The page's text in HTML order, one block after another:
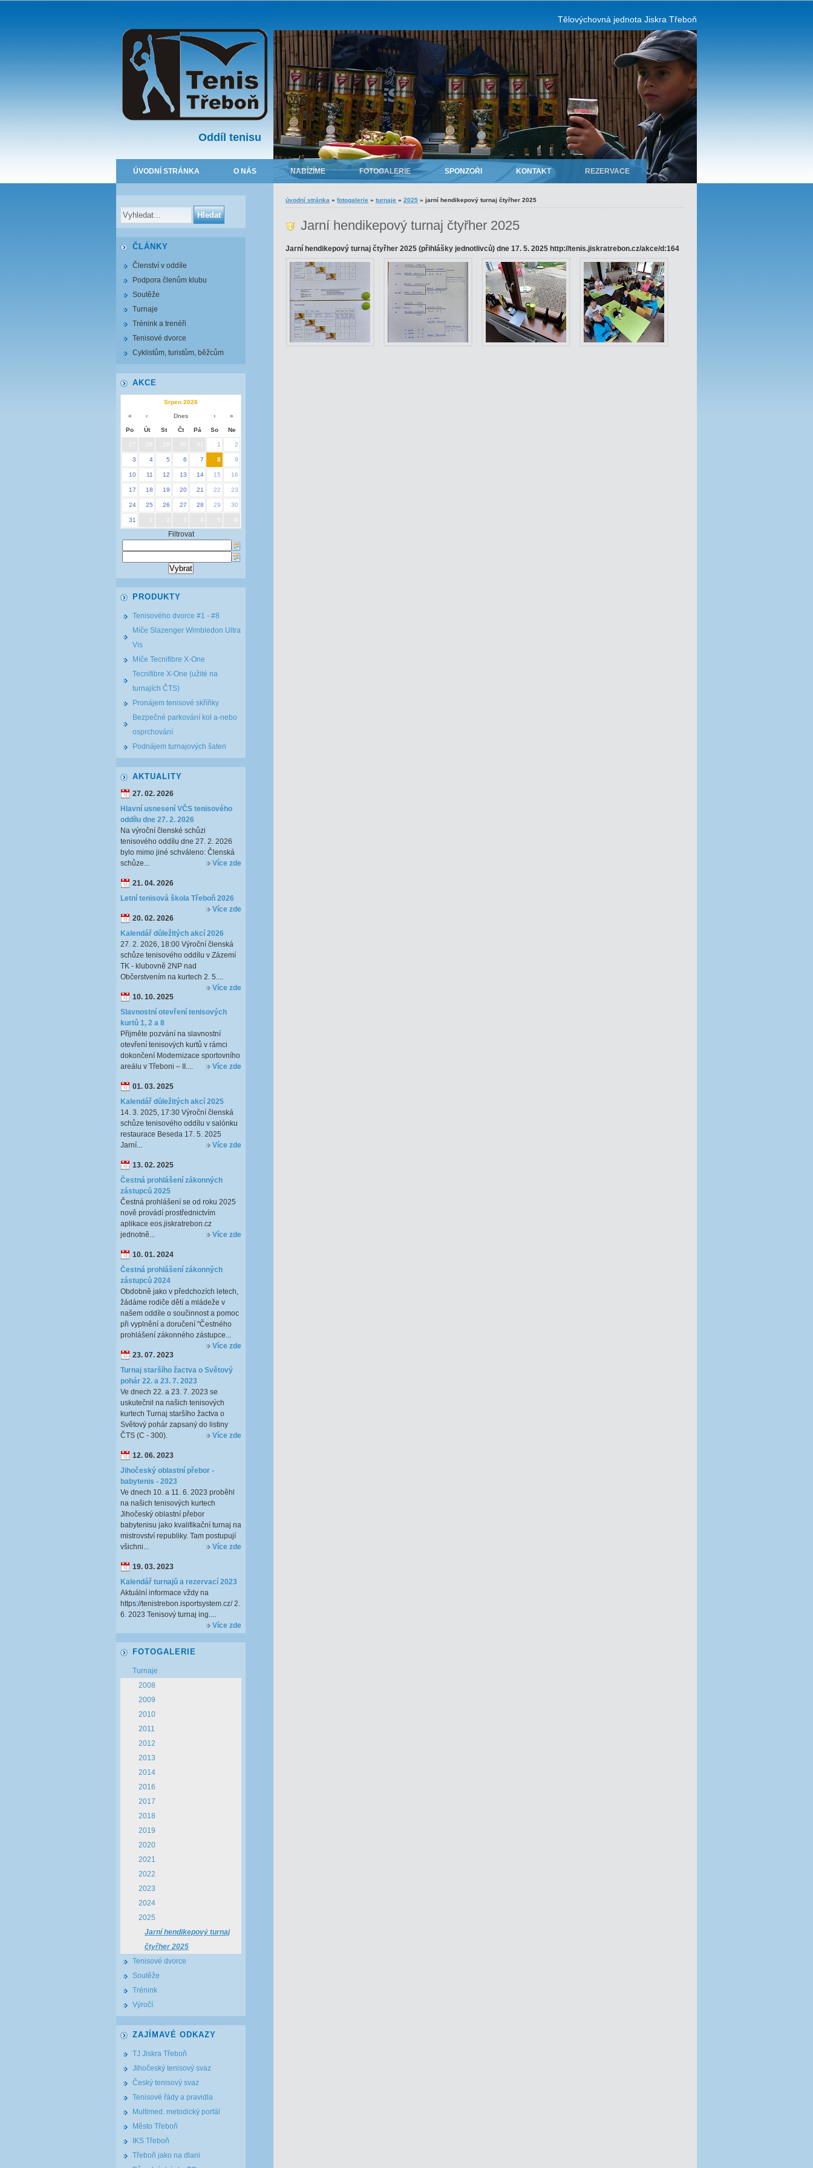
Oddíl tenisu
Tělovýchovná jednota Jiskra Třeboň
ÚVODNÍ STRÁNKA O NÁS NABÍZÍME FOTOGALERIE SPONZOŘI KONTAKT REZERVACE
úvodní stránka » fotogalerie » turnaje » 2025 » jarní hendikepový turnaj čtyřher 2025
Jarní hendikepový turnaj čtyřher 2025
Jarní hendikepový turnaj čtyřher 2025 (přihlášky jednotlivců) dne 17. 5. 2025 http://tenis.jiskratrebon.cz/akce/d:164
ČLÁNKY
Členství v oddíle
Podpora členům klubu
Soutěže
Turnaje
Trénink a trenéři
Tenisové dvorce
Cyklistům, turistům, běžcům
AKCE
Srpen 2026
« ‹ Dnes › »
Po Út St Čt Pá So Ne
27 29 30 31 1 2
3 4 5 6 7 8 9
10 11 12 13 14 15 16
17 18 19 20 21 22 23
24 25 26 27 28 29 30
31 3 5
Filtrovat
PRODUKTY
Tenisového dvorce #1 - #8
Míče Slazenger Wimbledon Ultra
Vis
Míče Tecnifibre X-One
Tecnifibre X-One (užité na
turnajích ČTS)
Pronájem tenisové skříňky
Bezpečné parkování kol a-nebo
osprchování
Podnájem turnajových šaten
AKTUALITY
27. 02. 2026
Hlavní usnesení VČS tenisového
oddílu dne 27. 2. 2026
Na výroční členské schůzi
tenisového oddílu dne 27. 2. 2026
bylo mimo jiné schváleno: Členská
schůze...
Více zde
21. 04. 2026
Letní tenisová škola Třeboň 2026
Více zde
20. 02. 2026
Kalendář důležitých akcí 2026
27. 2. 2026, 18:00 Výroční členská
schůze tenisového oddílu v Zázemí
TK - klubovně 2NP nad
Občerstvením na kurtech 2. 5....
Více zde
10. 10. 2025
Slavnostní otevření tenisových
kurtů 1, 2 a 8
Přijměte pozvání na slavnostní
otevření tenisových kurtů v rámci
dokončení Modernizace sportovního
areálu v Třeboni – II....
Více zde
01. 03. 2025
Kalendář důležitých akcí 2025
14. 3. 2025, 17:30 Výroční členská
schůze tenisového oddílu v salónku
restaurace Beseda 17. 5. 2025
Jarní...
Více zde
13. 02. 2025
Čestná prohlášení zákonných
zástupců 2025
Čestná prohlášení se od roku 2025
nově provádí prostřednictvím
aplikace eos.jiskratrebon.cz
jednotně...
Více zde
10. 01. 2024
Čestná prohlášení zákonných
zástupců 2024
Obdobně jako v předchozích letech,
žádáme rodiče dětí a mládeže v
našem oddíle o součinnost a pomoc
při vyplnění a doručení "Čestného
prohlášení zákonného zástupce...
Více zde
23. 07. 2023
Turnaj staršího žactva o Světový
pohár 22. a 23. 7. 2023
Ve dnech 22. a 23. 7. 2023 se
uskutečnil na našich tenisových
kurtech Turnaj staršího žactva o
Světový pohár zapsaný do listiny
ČTS (C - 300).
Více zde
12. 06. 2023
Jihočeský oblastní přebor -
babytenis - 2023
Ve dnech 10. a 11. 6. 2023 proběhl
na našich tenisových kurtech
Jihočeský oblastní přebor
babytenisu jako kvalifikační turnaj na
mistrovství republiky. Tam postupují
všichni...
Více zde
19. 03. 2023
Kalendář turnajů a rezervací 2023
Aktuální informace vždy na
https://tenistrebon.isportsystem.cz/ 2.
6. 2023 Tenisový turnaj ing....
Více zde
FOTOGALERIE
Turnaje
2008
2009
2010
2011
2012
2013
2014
2016
2017
2018
2019
2020
2021
2022
2023
2024
2025
Jarní hendikepový turnaj
čtyřher 2025
Tenisové dvorce
Soutěže
Trénink
Výročí
ZAJÍMAVÉ ODKAZY
TJ Jiskra Třeboň
Jihočeský tenisový svaz
Český tenisový svaz
Tenisové řády a pravidla
Multimed. metodický portál
Město Třeboň
IKS Třeboň
Třeboň jako na dlani